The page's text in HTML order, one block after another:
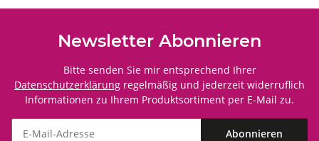
Newsletter Abonnieren
Bitte senden Sie mir entsprechend Ihrer
Datenschutzerklärung regelmäßig und jederzeit widerruflich
Informationen zu Ihrem Produktsortiment per E-Mail zu.
Abonnieren